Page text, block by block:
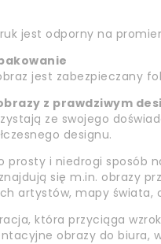
jest odporny na
jest zabezpieczany
z prawdziwym
ze swojego
designu.
prosty i niedrogi sposób
się m.in. obrazy
artystów, mapy świata,
która przyciąga
obrazy do biura,